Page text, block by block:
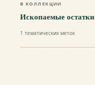
В КОЛЛЕКЦИИ
Ископаемые остатки
1 тематических меток